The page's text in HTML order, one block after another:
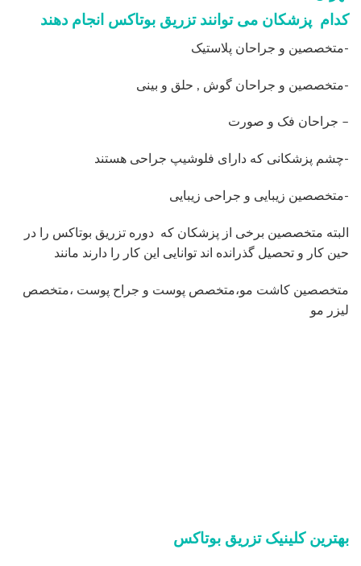
کدام پزشکان می توانند تزریق بوتاکس انجام دهند
-متخصصین و جراحان پلاستیک
-متخصصین و جراحان گوش , حلق و بینی
– جراحان فک و صورت
-چشم پزشکانی که دارای فلوشیپ جراحی هستند
-متخصصین زیبایی و جراحی زیبایی
البته متخصصین برخی از پزشکان که دوره تزریق بوتاکس را در
حین کار و تحصیل گذرانده اند توانایی این کار را دارند مانند
متخصصین کاشت مو،متخصص پوست و جراح پوست ،متخصص
لیزر مو
درهر ناحیه از بدن نیز نمی توان از تزریق بوتاکس استفاده کرد.